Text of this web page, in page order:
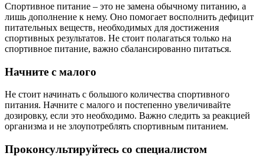
Спортивное питание – это не замена обычному питанию, а
лишь дополнение к нему. Оно помогает восполнить дефицит
питательных веществ, необходимых для достижения
спортивных результатов. Не стоит полагаться только на
спортивное питание, важно сбалансированно питаться.
Начните с малого
Не стоит начинать с большого количества спортивного
питания. Начните с малого и постепенно увеличивайте
дозировку, если это необходимо. Важно следить за реакцией
организма и не злоупотреблять спортивным питанием.
Проконсультируйтесь со специалистом